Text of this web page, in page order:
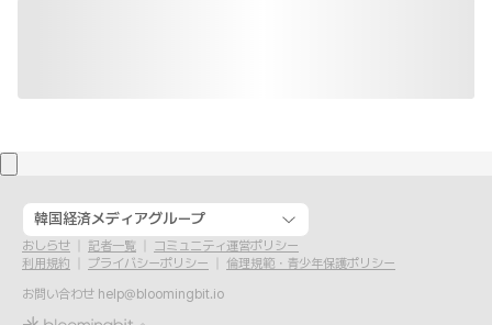
韓国経済メディアグループ
おしらせ 記者一覧
コミュニティ運営ポリシー
利用規約
プライバシーポリシー
倫理規範・青少年保護ポリシー
お問い合わせ help@bloomingbit.io